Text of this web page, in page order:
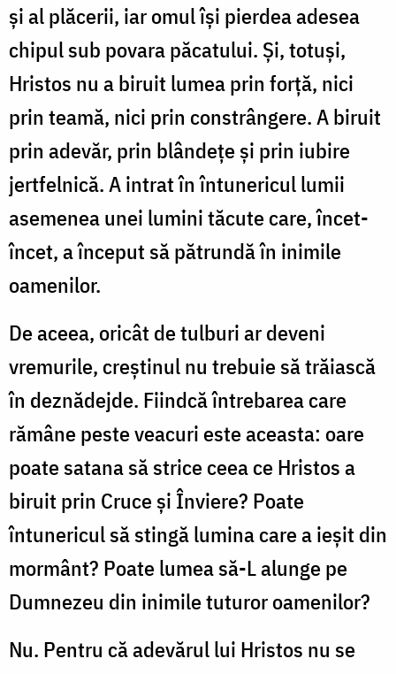
și al plăcerii, iar omul își pierdea adesea
chipul sub povara păcatului. Și, totuși,
Hristos nu a biruit lumea prin forță, nici
prin teamă, nici prin constrângere. A biruit
prin adevăr, prin blândețe și prin iubire
jertfelnică. A intrat în întunericul lumii
asemenea unei lumini tăcute care, încet-
încet, a început să pătrundă în inimile
oamenilor.
De aceea, oricât de tulburi ar deveni
vremurile, creștinul nu trebuie să trăiască
în deznădejde. Fiindcă întrebarea care
rămâne peste veacuri este aceasta: oare
poate satana să strice ceea ce Hristos a
biruit prin Cruce și Înviere? Poate
întunericul să stingă lumina care a ieșit din
mormânt? Poate lumea să-L alunge pe
Dumnezeu din inimile tuturor oamenilor?
Nu. Pentru că adevărul lui Hristos nu se